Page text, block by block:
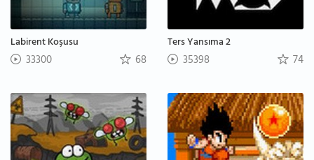
Labirent Koşusu
33300 68
Ters Yansıma 2
35398 74